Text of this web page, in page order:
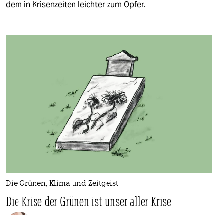
dem in Krisenzeiten leichter zum Opfer.
Die Grünen, Klima und Zeitgeist
Die Krise der Grünen ist unser aller Krise